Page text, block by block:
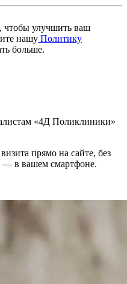
, чтобы улучшить ваш
нашу Политику
больше.
«4Д Поликлиники»
прямо на сайте, без
— в вашем смартфоне.